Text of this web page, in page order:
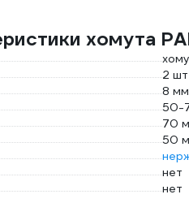
хомута
2 шт
8 мм
50-
70
50
нет
нет